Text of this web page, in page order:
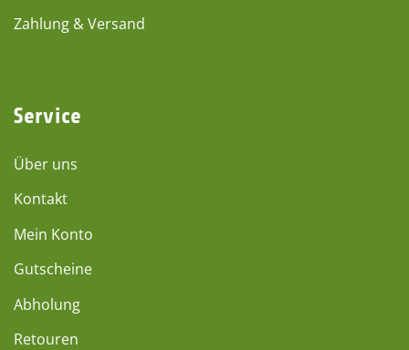
Zahlung & Versand
Service
Über uns
Kontakt
Mein Konto
Gutscheine
Abholung
Retouren